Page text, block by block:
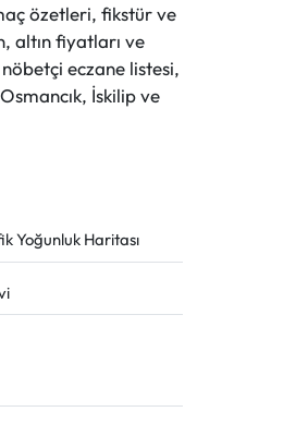
özetleri, fikstür ve
altın fiyatları ve
eczane listesi,
İskilip ve
Yoğunluk Haritası